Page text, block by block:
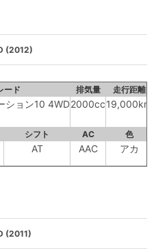
(2012)
ード 排気量 走行距離
ション10 4WD2000cc19,000km
シフト AC 色
AT AAC アカ
(2011)